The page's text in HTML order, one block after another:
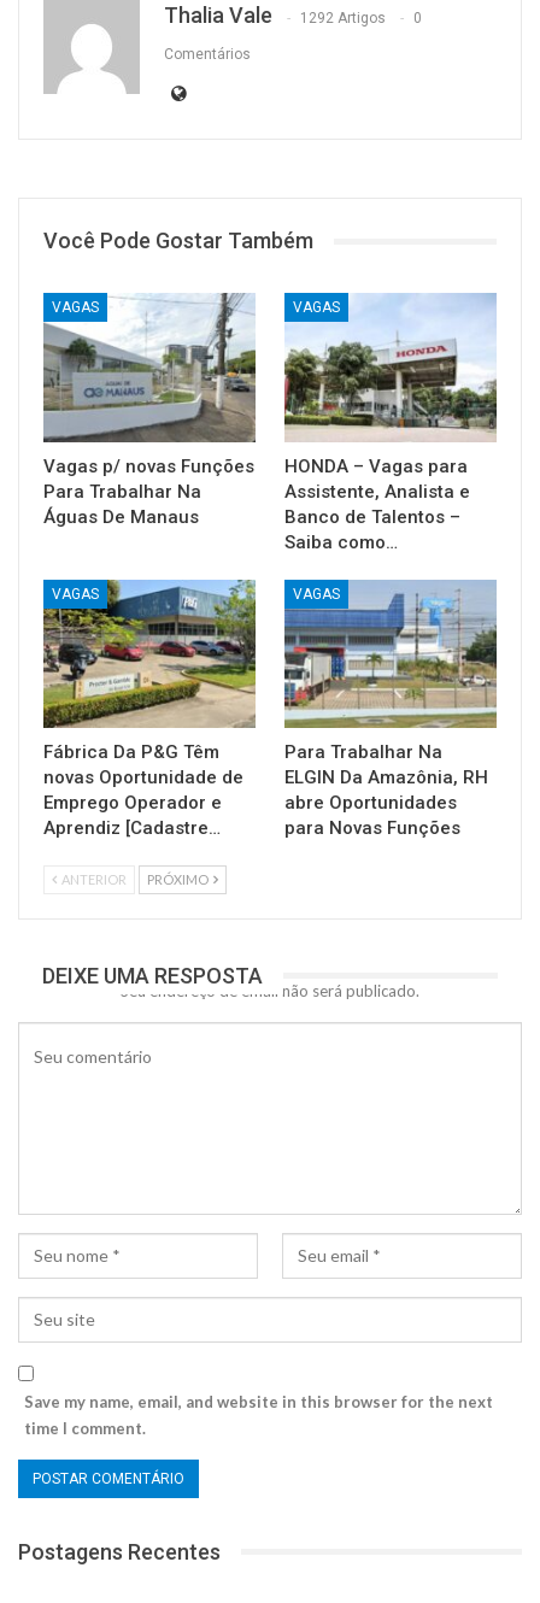
Thalia Vale 1292 Artigos 0
Comentários
Você Pode Gostar Também
VAGAS
Vagas p/ novas Funções
Para Trabalhar Na
Águas De Manaus
VAGAS
HONDA – Vagas para
Assistente, Analista e
Banco de Talentos –
Saiba como…
VAGAS
Fábrica Da P&G Têm
novas Oportunidade de
Emprego Operador e
Aprendiz [Cadastre…
VAGAS
Para Trabalhar Na
ELGIN Da Amazônia, RH
abre Oportunidades
para Novas Funções
ANTERIOR PRÓXIMO
DEIXE UMA RESPOSTA
Seu endereço de email não será publicado.
Save my name, email, and website in this browser for the next
time I comment.
Postagens Recentes